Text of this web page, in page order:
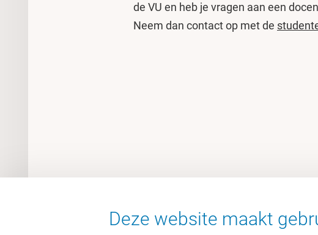
de VU en heb je vragen aan een
Neem dan contact op met de
Deze website maakt